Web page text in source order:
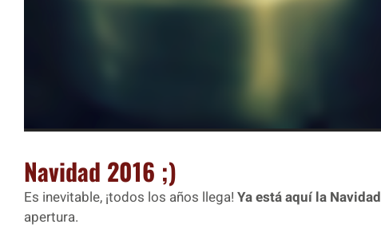
Navidad 2016 ;)
Es inevitable, ¡todos los años llega! Ya está aquí la Navidad
apertura.